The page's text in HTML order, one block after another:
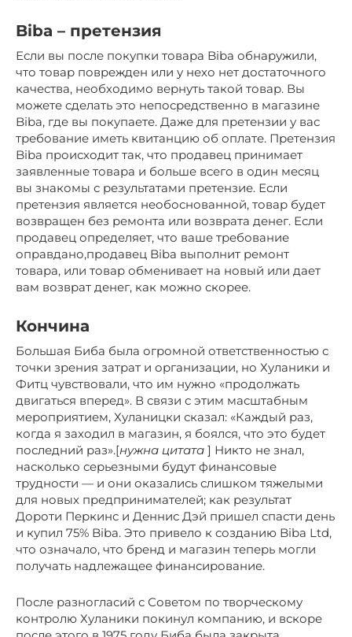
Biba – претензия
Если вы после покупки товара Biba обнаружили,
что товар поврежден или у нехо нет достаточного
качества, необходимо вернуть такой товар. Вы
можете сделать это непосредственно в магазине
Biba, где вы покупаете. Даже для претензии у вас
требование иметь квитанцию ​​об оплате. Претензия
Biba происходит так, что продавец принимает
заявленные товара и больше всего в один месяц
вы знакомы с результатами претензие. Если
претензия является необоснованной, товар будет
возвращен без ремонта или возврата денег. Если
продавец определяет, что ваше требование
оправдано,продавец Biba выполнит ремонт
товара, или товар обменивает на новый или дает
вам возврат денег, как можно скорее.
Кончина
Большая Биба была огромной ответственностью с
точки зрения затрат и организации, но Хуланики и
Фитц чувствовали, что им нужно «продолжать
двигаться вперед». В связи с этим масштабным
мероприятием, Хуланицки сказал: «Каждый раз,
когда я заходил в магазин, я боялся, что это будет
последний раз».[нужна цитата ] Никто не знал,
насколько серьезными будут финансовые
трудности — и они оказались слишком тяжелыми
для новых предпринимателей; как результат
Дороти Перкинс и Деннис Дэй пришел спасти день
и купил 75% Biba. Это привело к созданию Biba Ltd,
что означало, что бренд и магазин теперь могли
получать надлежащее финансирование.
После разногласий с Советом по творческому
контролю Хуланики покинул компанию, и вскоре